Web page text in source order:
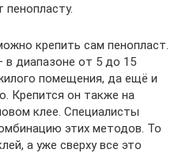
крепить сам пенопласт.
диапазоне от 5 до 15
помещения, да ещё и
Крепится он также на
клее. Специалисты
этих методов. То
а уже сверху все это